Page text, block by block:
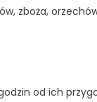
zboża,
od ich